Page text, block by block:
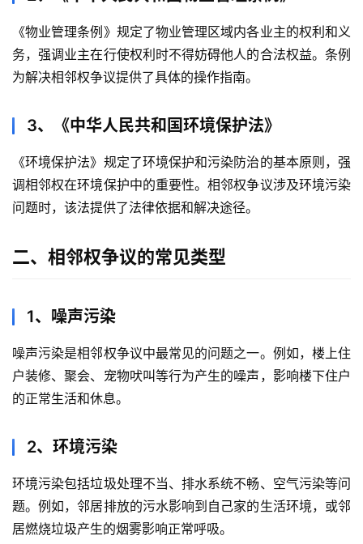
《物业管理条例》规定了物业管理区域内各业主的权利和义
务，强调业主在行使权利时不得妨碍他人的合法权益。条例
为解决相邻权争议提供了具体的操作指南。
3、《中华人民共和国环境保护法》
《环境保护法》规定了环境保护和污染防治的基本原则，强
调相邻权在环境保护中的重要性。相邻权争议涉及环境污染
问题时，该法提供了法律依据和解决途径。
二、相邻权争议的常见类型
1、噪声污染
噪声污染是相邻权争议中最常见的问题之一。例如，楼上住
户装修、聚会、宠物吠叫等行为产生的噪声，影响楼下住户
的正常生活和休息。
2、环境污染
环境污染包括垃圾处理不当、排水系统不畅、空气污染等问
题。例如，邻居排放的污水影响到自己家的生活环境，或邻
居燃烧垃圾产生的烟雾影响正常呼吸。